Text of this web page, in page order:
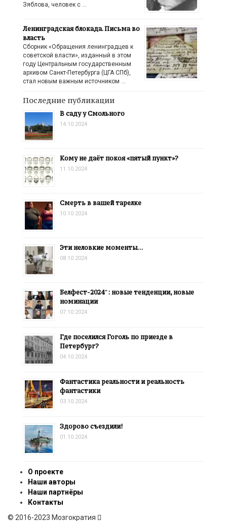
Зяблова, человек с …
Ленинградская блокада. Письма во
власть
Сборник «Обращения ленинградцев к
советской власти», изданный в этом
году Центральным государственным
архивом Санкт-Петербурга (ЦГА СПб),
стал новым важным источником …
Последние публикации
В саду у Смольного
14.10.2024
Кому не даёт покоя «пятый пункт»?
11.10.2024
Смерть в вашей тарелке
10.10.2024
Эти неловкие моменты…
08.10.2024
Белфест-2024″: новые тенденции, новые
номинации
07.10.2024
Где поселился Гоголь по приезде в
Петербург?
04.10.2024
Фантастика реальности и реальность
фантастики
03.10.2024
Здорово съездили!
01.10.2024
О проекте
Наши авторы
Наши партнёры
Контакты
© 2016-2023 Мозгократия